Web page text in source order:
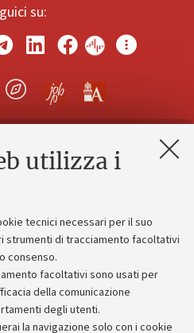
utilizza i
tecnici necessari per il suo
strumenti di tracciamento facoltativi
consenso.
facoltativi sono usati per
della comunicazione
degli utenti.
la navigazione solo con i cookie
su:
e PEC
community
strategico
e 5x1000